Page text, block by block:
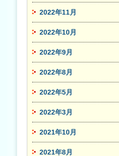
2022年11月
2022年10月
2022年9月
2022年8月
2022年5月
2022年3月
2021年10月
2021年8月